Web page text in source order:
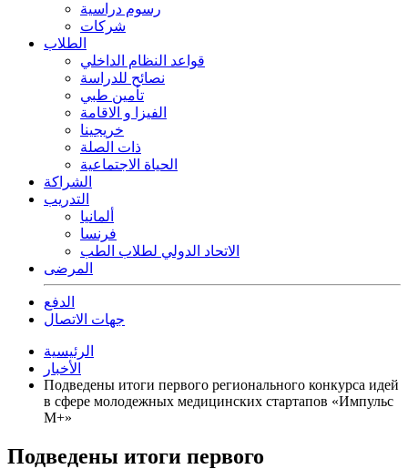
رسوم دراسية
شركات
الطلاب
قواعد النظام الداخلي
نصائح للدراسة
تأمين طبي
الفيزا و الاقامة
خريجينا
ذات الصلة
الحياة الاجتماعية
الشراكة
التدريب
ألمانيا
فرنسا
الاتحاد الدولي لطلاب الطب
المرضى
الدفع
جهات الاتصال
الرئيسية
الأخبار
Подведены итоги первого регионального конкурса идей
в сфере молодежных медицинских стартапов «Импульс
М+»
Подведены итоги первого